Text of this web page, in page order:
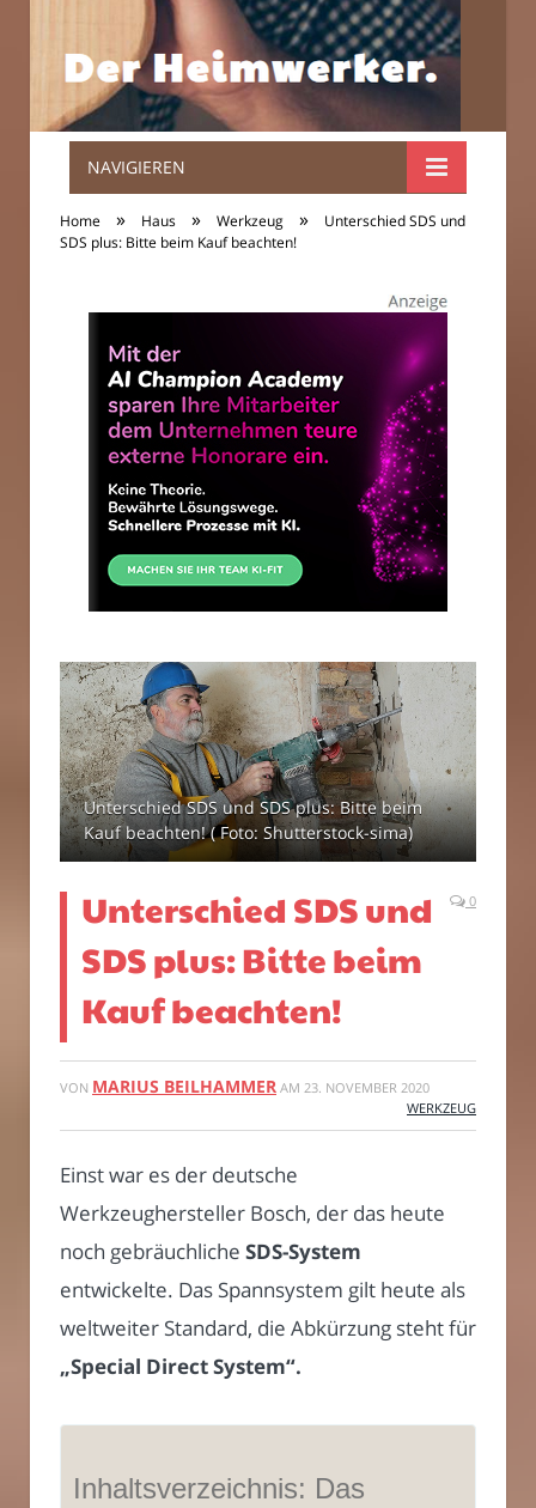
Der
Heimwerker.
NAVIGIEREN
Home » Haus » Werkzeug »
Unterschied SDS und
SDS plus: Bitte beim Kauf beachten!
Unterschied SDS und SDS plus: Bitte beim
Kauf beachten! ( Foto: Shutterstock-sima)
Unterschied SDS und
SDS plus: Bitte beim
Kauf beachten!
0
VON MARIUS BEILHAMMER AM 23. NOVEMBER 2020
WERKZEUG
Einst war es der deutsche
Werkzeughersteller Bosch, der das heute
noch gebräuchliche SDS-System
entwickelte. Das Spannsystem gilt heute als
weltweiter Standard, die Abkürzung steht für
„Special Direct System“.
Inhaltsverzeichnis: Das